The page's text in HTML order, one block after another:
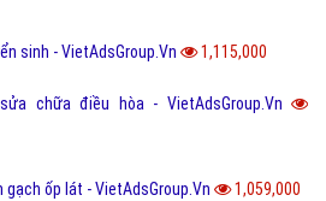
sinh - VietAdsGroup.Vn 1,115,000
chữa điều hòa - VietAdsGroup.Vn
gạch ốp lát - VietAdsGroup.Vn 1,059,000